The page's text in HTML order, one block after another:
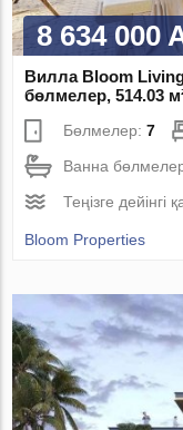
8 634 000
Вилла Bloom
бөлмелер, 514.03
Бөлмелер:7
Ванна
Теңізге дейінгі
Bloom Properties